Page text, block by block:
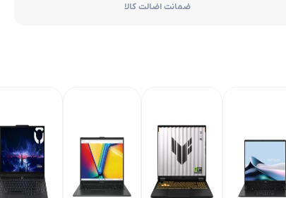
ضمانت اضالت کالا